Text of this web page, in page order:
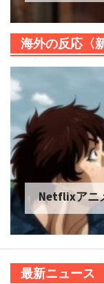
海外の反応〈
Netflixアニ
最新ニュース